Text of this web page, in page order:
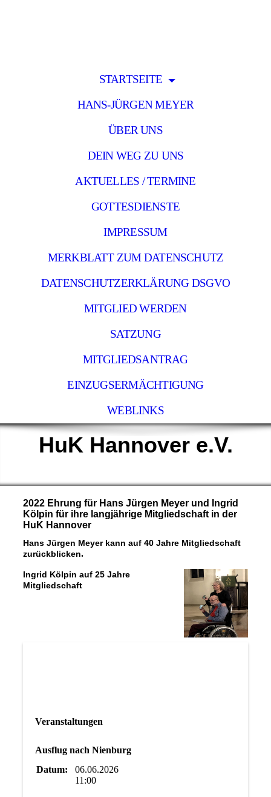
STARTSEITE
HANS-JÜRGEN MEYER
ÜBER UNS
DEIN WEG ZU UNS
AKTUELLES / TERMINE
GOTTESDIENSTE
IMPRESSUM
MERKBLATT ZUM DATENSCHUTZ
DATENSCHUTZERKLÄRUNG DSGVO
MITGLIED WERDEN
SATZUNG
MITGLIEDSANTRAG
EINZUGSERMÄCHTIGUNG
WEBLINKS
HuK Hannover e.V.
2022 Ehrung für Hans Jürgen Meyer und Ingrid
Kölpin für ihre langjährige Mitgliedschaft in der
HuK Hannover
Hans Jürgen Meyer kann auf 40 Jahre Mitgliedschaft
zurückblicken.
Ingrid Kölpin auf 25 Jahre
Mitgliedschaft
Veranstaltungen
Ausflug nach Nienburg
Datum:
06.06.2026
11:00